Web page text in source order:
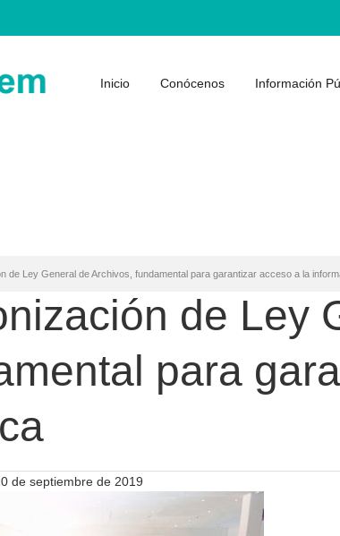
Inicio Conócenos Información
de Ley General de Archivos, fundamental para garantizar acceso a la
de Ley
para
de septiembre de 2019